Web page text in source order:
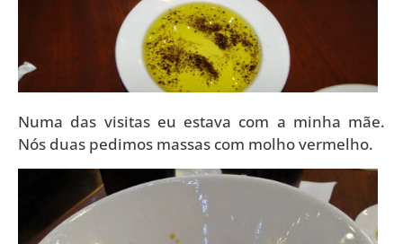
Numa das visitas eu estava com a minha mãe.
Nós duas pedimos massas com molho vermelho.